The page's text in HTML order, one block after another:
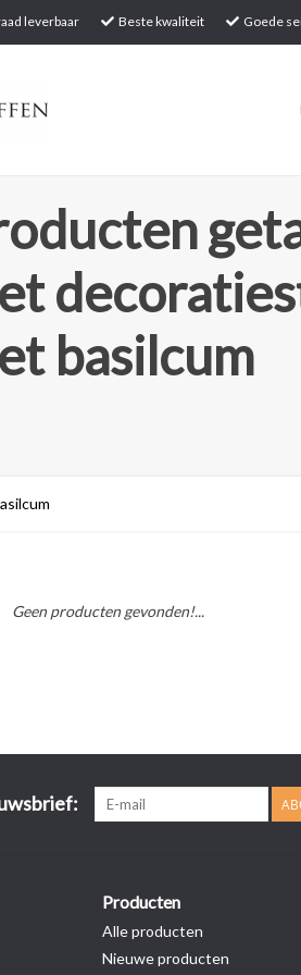
leverbaar Beste kwaliteit Goede
basilcum
Geen producten gevonden!...
Producten
Alle producten
Nieuwe producten